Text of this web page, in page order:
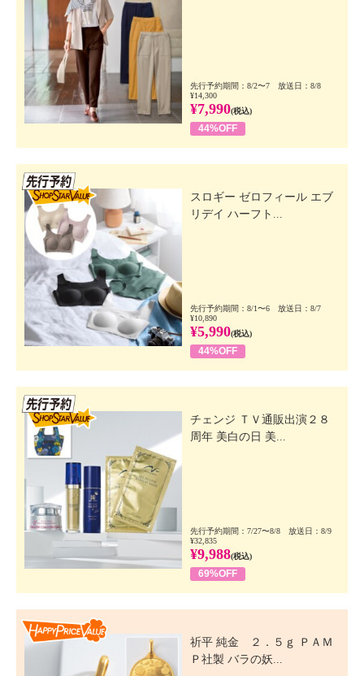
先行予約期間：8/2〜7 放送日：8/8
¥14,300
¥7,990(税込)
44%OFF
スロギー ゼロフィール エブ
リデイ ハーフト...
先行予約期間：8/1〜6 放送日：8/7
¥10,890
¥5,990(税込)
44%OFF
チェンジ ＴＶ通販出演２８
周年 美白の日 美...
先行予約期間：7/27〜8/8 放送日：8/9
¥32,835
¥9,988(税込)
69%OFF
祈平 純金 ２．５ｇ ＰＡＭ
Ｐ社製 バラの妖...